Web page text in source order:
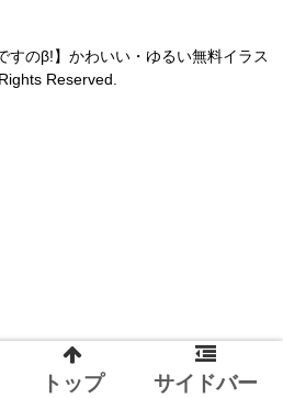
のβ!】かわいい・ゆるい無料イラス
Reserved.
トップ サイドバー